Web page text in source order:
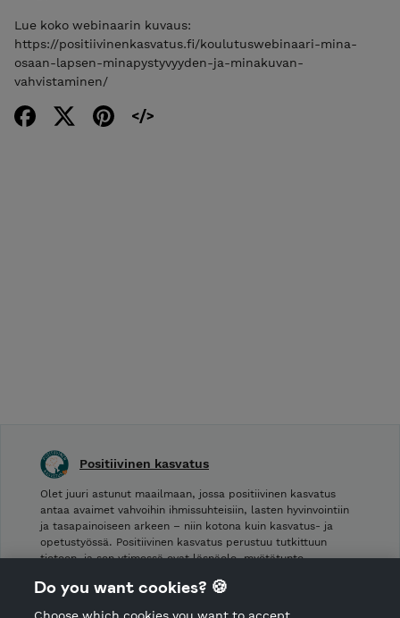
Lue koko webinaarin kuvaus:
https://positiivinenkasvatus.fi/koulutuswebinaari-mina-
osaan-lapsen-minapystyvyyden-ja-minakuvan-
vahvistaminen/
Positiivinen kasvatus
Olet juuri astunut maailmaan, jossa positiivinen kasvatus
antaa avaimet vahvoihin ihmissuhteisiin, lasten hyvinvointiin
ja tasapainoiseen arkeen – niin kotona kuin kasvatus- ja
opetustyössä. Positiivinen kasvatus perustuu tutkittuun
tietoon, ja sen ytimessä ovat läsnäolo, myötätunto,
Do you want cookies? 🍪